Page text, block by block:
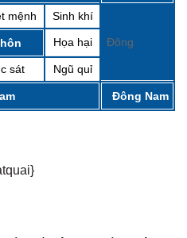
mệnh Sinh khí
Đông
Họa hại
sát Ngũ quỉ
Đông Nam